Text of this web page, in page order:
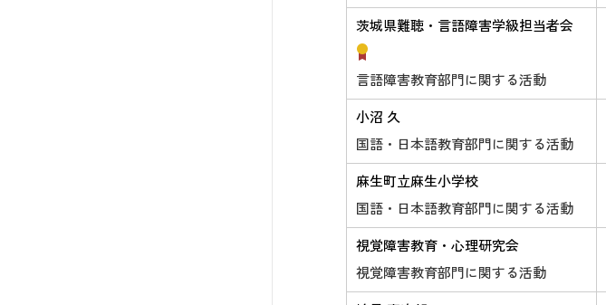
茨城県難聴・言語障害学級担当者会
言語障害教育部門に関する活動
小沼 久
国語・日本語教育部門に関する活動
麻生町立麻生小学校
国語・日本語教育部門に関する活動
視覚障害教育・心理研究会
視覚障害教育部門に関する活動